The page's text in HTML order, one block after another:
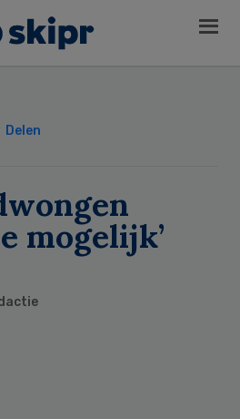
Delen
mogelijk’